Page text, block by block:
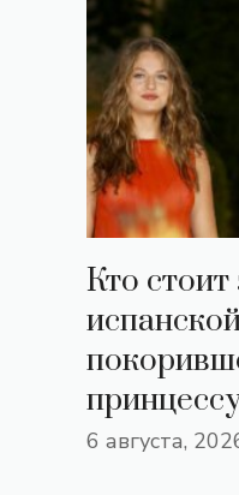
Кто стоит
6 августа,